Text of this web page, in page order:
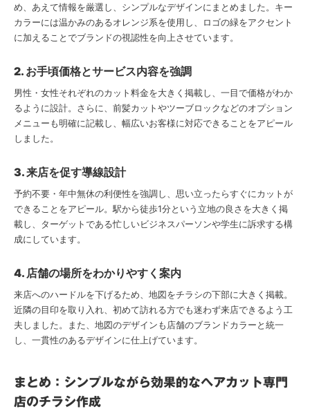
め、あえて情報を厳選し、シンプルなデザインにまとめました。キー
カラーには温かみのあるオレンジ系を使用し、ロゴの緑をアクセント
に加えることでブランドの視認性を向上させています。
2. お手頃価格とサービス内容を強調
男性・女性それぞれのカット料金を大きく掲載し、一目で価格がわか
るように設計。さらに、前髪カットやツーブロックなどのオプション
メニューも明確に記載し、幅広いお客様に対応できることをアピール
しました。
3. 来店を促す導線設計
予約不要・年中無休の利便性を強調し、思い立ったらすぐにカットが
できることをアピール。駅から徒歩1分という立地の良さを大きく掲
載し、ターゲットである忙しいビジネスパーソンや学生に訴求する構
成にしています。
4. 店舗の場所をわかりやすく案内
来店へのハードルを下げるため、地図をチラシの下部に大きく掲載。
近隣の目印を取り入れ、初めて訪れる方でも迷わず来店できるよう工
夫しました。また、地図のデザインも店舗のブランドカラーと統一
し、一貫性のあるデザインに仕上げています。
まとめ：シンプルながら効果的なヘアカット専門
店のチラシ作成